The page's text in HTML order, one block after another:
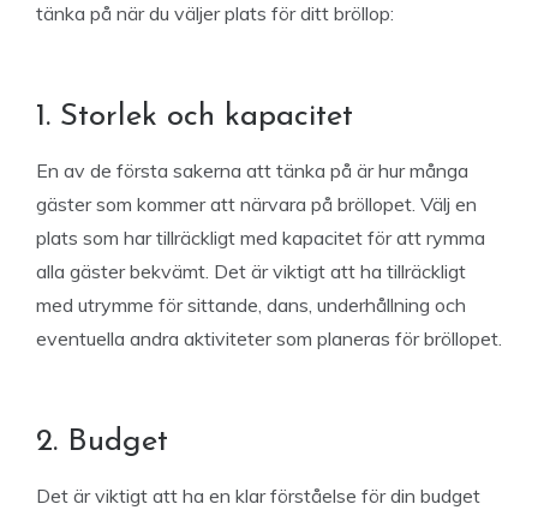
tänka på när du väljer plats för ditt bröllop:
1. Storlek och kapacitet
En av de första sakerna att tänka på är hur många
gäster som kommer att närvara på bröllopet. Välj en
plats som har tillräckligt med kapacitet för att rymma
alla gäster bekvämt. Det är viktigt att ha tillräckligt
med utrymme för sittande, dans, underhållning och
eventuella andra aktiviteter som planeras för bröllopet.
2. Budget
Det är viktigt att ha en klar förståelse för din budget